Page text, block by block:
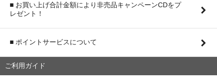
■ お買い上げ合計金額により非売品キャンペーンCDをプ
レゼント！
■ ポイントサービスについて
ご利用ガイド